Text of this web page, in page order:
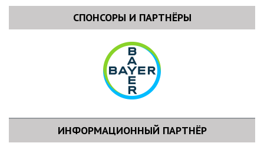
СПОНСОРЫ И ПАРТНЁРЫ
ИНФОРМАЦИОННЫЙ ПАРТНЁР